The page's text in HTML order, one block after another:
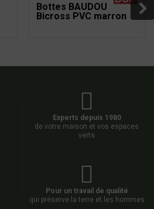
Bottes BAUDOU
Bicross PVC marron
Experts depuis 1980
de votre maison et vos espaces
verts
Pour un travail de qualité
qui préserve la terre et les hommes